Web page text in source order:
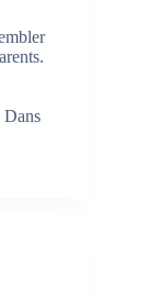
Dans